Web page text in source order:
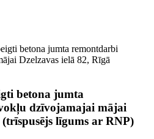
betona jumta remontdarbi
Dzelzavas ielā 82, Rīgā
betona jumta
dzīvojamajai mājai
līgums ar RNP)